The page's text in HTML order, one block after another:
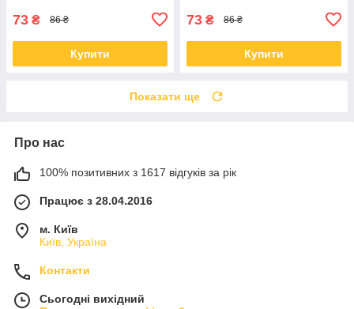
73 ₴ 86 ₴
Купити
73 ₴ 86 ₴
Купити
Показати ще
Про нас
100% позитивних з 1617 відгуків за рік
Працює з 28.04.2016
м. Київ
Київ, Україна
Контакти
Сьогодні вихідний